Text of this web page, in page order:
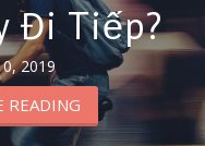
Đi Tiếp?
2019
READING